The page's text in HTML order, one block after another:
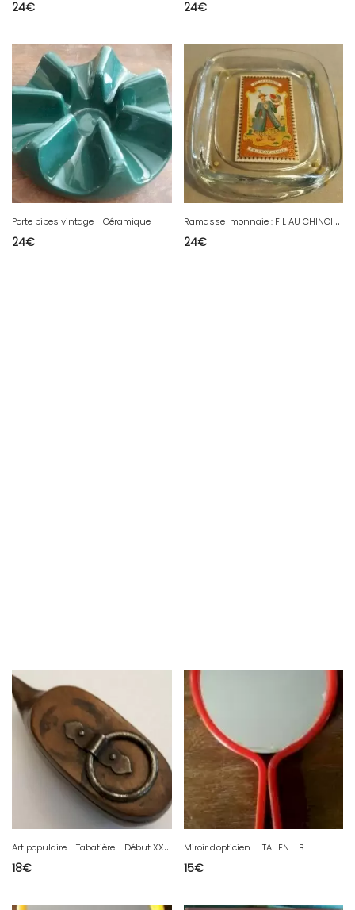
24€
24€
Porte pipes vintage - Céramique
24€
R
amasse-monnaie : FIL AU CHINOIS (2)
24€
A
rt populaire - Tabatière - Début XXe - Art populaire
18€
Miroir d'opticien - ITALIEN - B -
15€